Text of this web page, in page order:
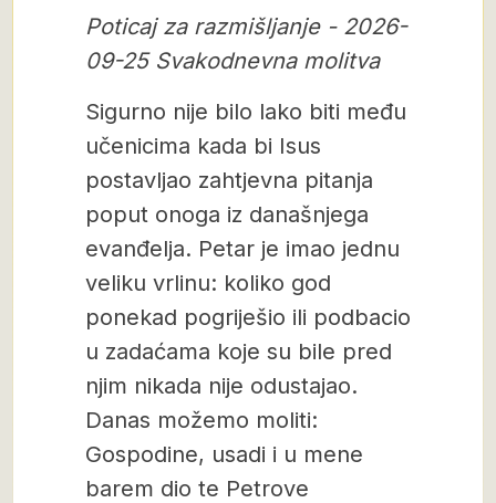
Poticaj za razmišljanje - 2026-
09-25 Svakodnevna molitva
Sigurno nije bilo lako biti među
učenicima kada bi Isus
postavljao zahtjevna pitanja
poput onoga iz današnjega
evanđelja. Petar je imao jednu
veliku vrlinu: koliko god
ponekad pogriješio ili podbacio
u zadaćama koje su bile pred
njim nikada nije odustajao.
Danas možemo moliti:
Gospodine, usadi i u mene
barem dio te Petrove